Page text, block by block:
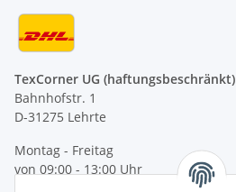
TexCorner UG (haftungsbeschränkt)
Bahnhofstr. 1
D-31275 Lehrte
Montag - Freitag
von 09:00 - 13:00 Uhr